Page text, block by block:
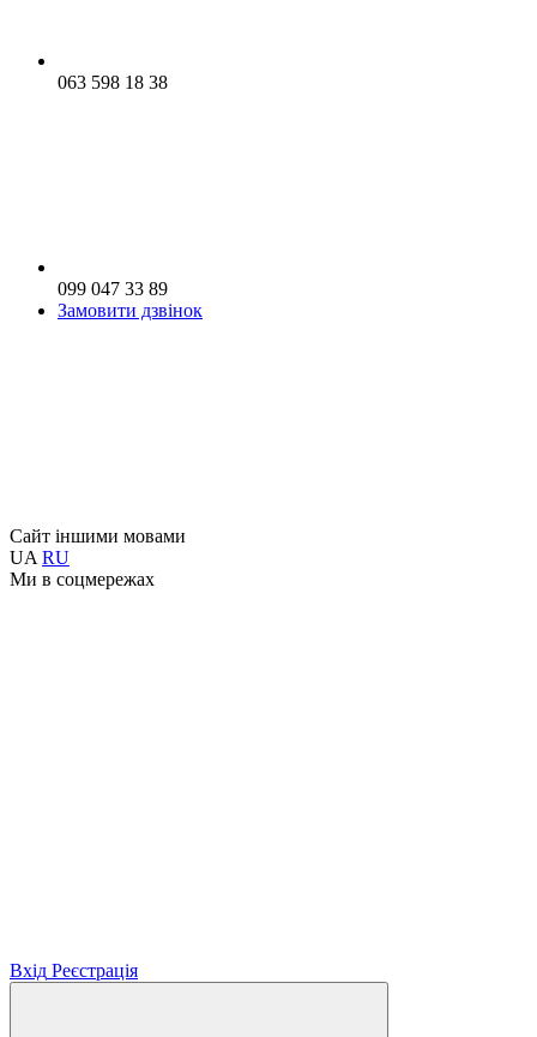
063 598 18 38
099 047 33 89
Замовити дзвінок
Сайт іншими мовами
UA RU
Ми в соцмережах
Вхід Реєстрація